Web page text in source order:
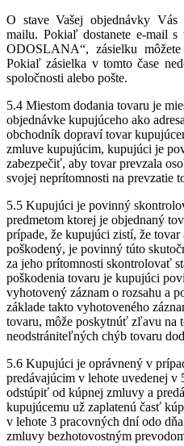
O stave Vašej objednávky Vás
mailu. Pokiaľ dostanete e-mail s
ODOSLANA“, zásielku
Pokiaľ zásielka v tomto čase
spoločnosti alebo pošte.
5.4 Miestom dodania tovaru je
objednávke kupujúceho ako
obchodník dopraví tovar
zmluve kupujúcim, kupujúci je
zabezpečiť, aby tovar prevzala
svojej neprítomnosti na prevzatie
5.5 Kupujúci je povinný
predmetom ktorej je objednaný
prípade, že kupujúci zistí, že
poškodený, je povinný túto
za jeho prítomnosti skontrolovať
poškodenia tovaru je kupujúci
vyhotovený záznam o rozsahu a
základe takto vyhotoveného
tovaru, môže poskytnúť zľavu na
neodstrániteľných chýb tovaru
5.6 Kupujúci je oprávnený v
predávajúcim v lehote uvedenej
odstúpiť od kúpnej zmluvy a
kupujúcemu už zaplatenú časť
v lehote 3 pracovných dní odo
zmluvy bezhotovostným